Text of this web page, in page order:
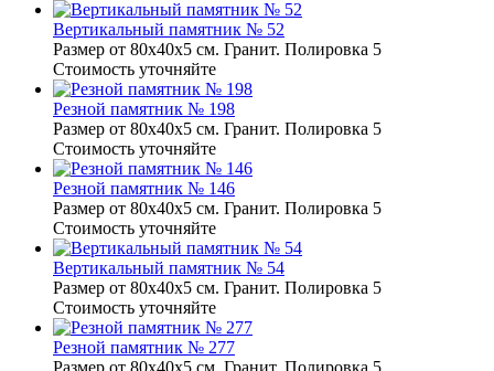
Вертикальный памятник № 52
Размер от 80х40х5 см. Гранит. Полировка 5
Стоимость уточняйте
Резной памятник № 198
Размер от 80х40х5 см. Гранит. Полировка 5
Стоимость уточняйте
Резной памятник № 146
Размер от 80х40х5 см. Гранит. Полировка 5
Стоимость уточняйте
Вертикальный памятник № 54
Размер от 80х40х5 см. Гранит. Полировка 5
Стоимость уточняйте
Резной памятник № 277
Размер от 80х40х5 см. Гранит. Полировка 5